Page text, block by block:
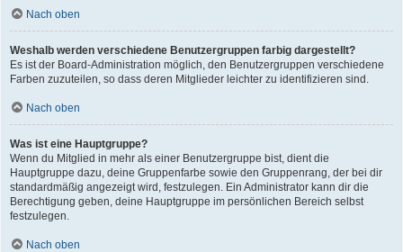
Nach oben
Weshalb werden verschiedene Benutzergruppen farbig dargestellt?
Es ist der Board-Administration möglich, den Benutzergruppen verschiedene
Farben zuzuteilen, so dass deren Mitglieder leichter zu identifizieren sind.
Nach oben
Was ist eine Hauptgruppe?
Wenn du Mitglied in mehr als einer Benutzergruppe bist, dient die
Hauptgruppe dazu, deine Gruppenfarbe sowie den Gruppenrang, der bei dir
standardmäßig angezeigt wird, festzulegen. Ein Administrator kann dir die
Berechtigung geben, deine Hauptgruppe im persönlichen Bereich selbst
festzulegen.
Nach oben